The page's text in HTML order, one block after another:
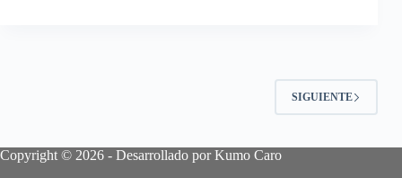
SIGUIENTE
Copyright © 2026 - Desarrollado por Kumo Caro